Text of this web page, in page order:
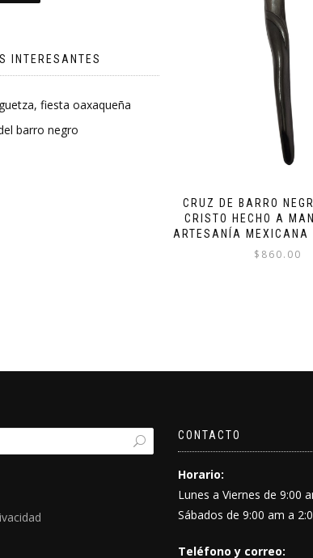
CRUZ DE BARRO
CRISTO HECHO A
ARTESANÍA MEXICANA
$ 860.00
INTERESANTES
fiesta oaxaqueña
barro negro
CONTACTO
Horario:
Lunes a Viernes de 9:00
Sábados de 9:00 am a
Teléfono y correo: